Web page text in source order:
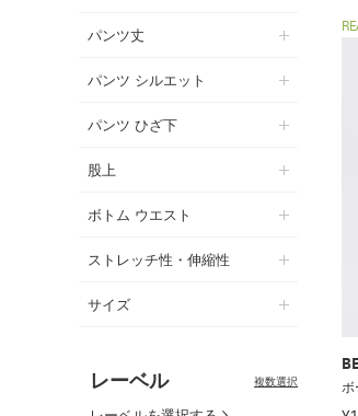
パンツ丈
パンツ シルエット
パンツ ひざ下
股上
ボトム ウエスト
ストレッチ性・伸縮性
サイズ
レーベル 複数選択
ボ